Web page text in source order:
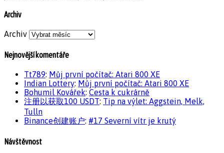
Archiv
Archiv
Nejnovější komentáře
Tt789: Můj první počítač: Atari 800 XE
Indian Lottery: Můj první počítač: Atari 800 XE
Bohumil Kovářek: Cesta k cukrárně
注册以获取100 USDT: Tip na výlet: Aggstein, Melk,
Tulln
Binance创建账户: #17 Severní vítr je krutý
Návštěvnost